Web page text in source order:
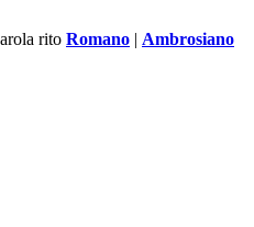
rito Romano | Ambrosiano